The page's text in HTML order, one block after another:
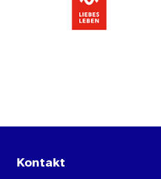
Kontakt